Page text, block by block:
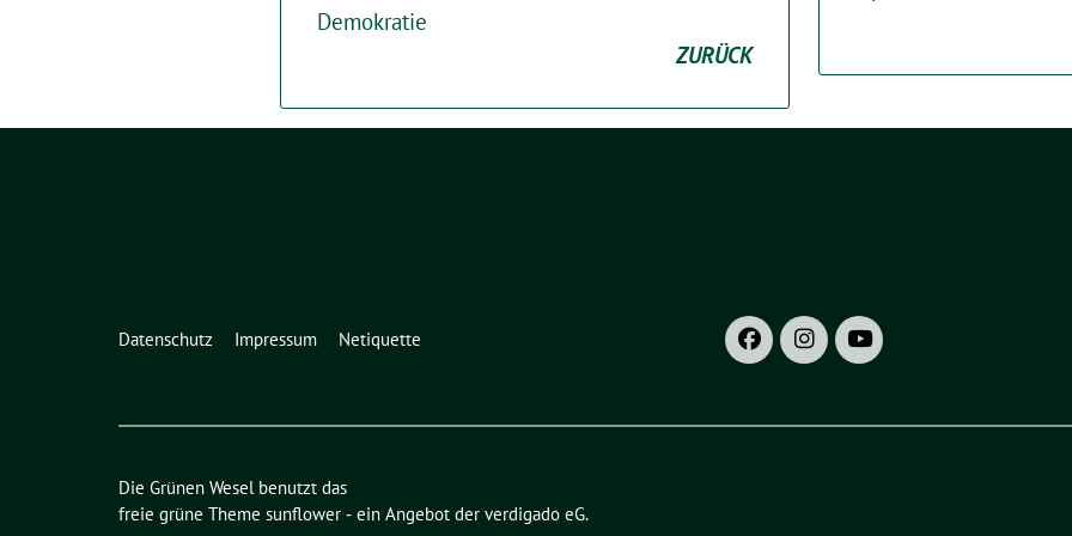
Demokratie
ZURÜCK
Datenschutz Impressum Netiquette
Die Grünen Wesel benutzt das
freie grüne Theme sunflower ‐ ein Angebot der verdigado eG.